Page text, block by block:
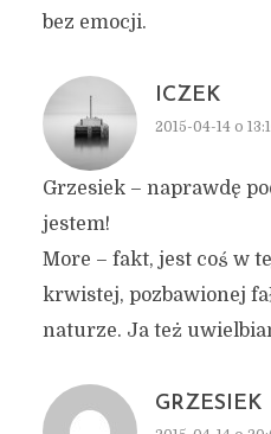
bez emocji.
ICZEK
2015-04-14 o
Grzesiek – naprawdę
jestem!
More – fakt, jest coś w
krwistej, pozbawionej
naturze. Ja też
GRZESIEK